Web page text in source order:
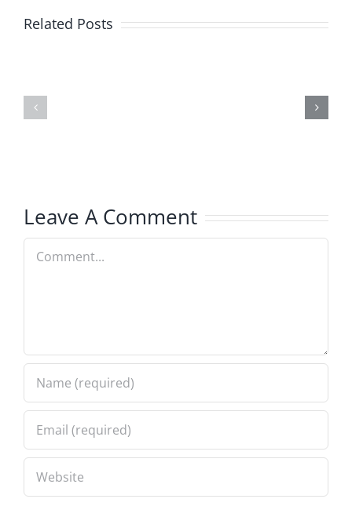
Related Posts
限
及
新
防
新
Leave A Comment
Comment